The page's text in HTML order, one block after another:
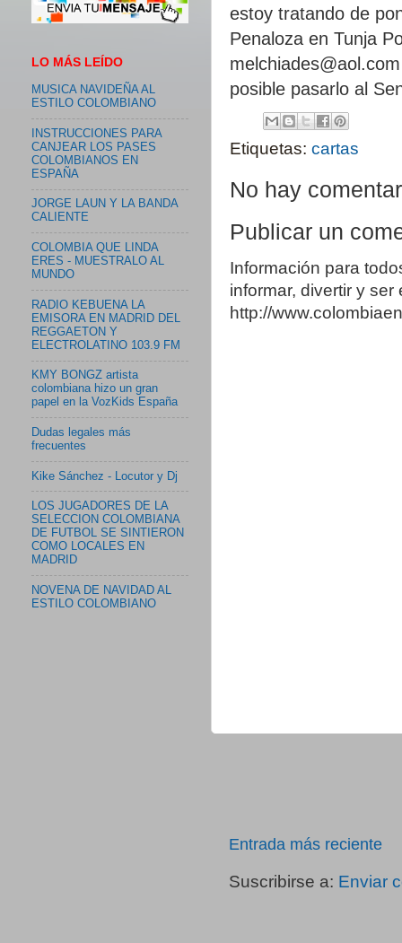
estoy tratando de
Penaloza en Tunja
posible pasarlo al
Etiquetas: cartas
No hay
Publicar un
Información para
informar, divertir y
http://
Entrada más reciente
Suscribirse a: Enviar
LO MÁS LEÍDO
MUSICA NAVIDEÑA AL
ESTILO COLOMBIANO
INSTRUCCIONES PARA
CANJEAR LOS PASES
COLOMBIANOS EN
ESPAÑA
JORGE LAUN Y LA BANDA
CALIENTE
COLOMBIA QUE LINDA
ERES - MUESTRALO AL
MUNDO
RADIO KEBUENA LA
EMISORA EN MADRID DEL
REGGAETON Y
ELECTROLATINO 103.9 FM
KMY BONGZ artista
colombiana hizo un gran
papel en la VozKids España
Dudas legales más
frecuentes
Kike Sánchez - Locutor y Dj
LOS JUGADORES DE LA
SELECCION COLOMBIANA
DE FUTBOL SE SINTIERON
COMO LOCALES EN
MADRID
NOVENA DE NAVIDAD AL
ESTILO COLOMBIANO